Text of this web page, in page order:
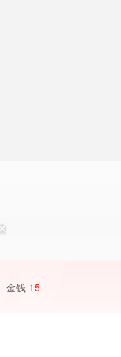
金钱 15